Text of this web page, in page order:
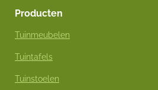
Producten
Tuinmeubelen
Tuintafels
Tuinstoelen